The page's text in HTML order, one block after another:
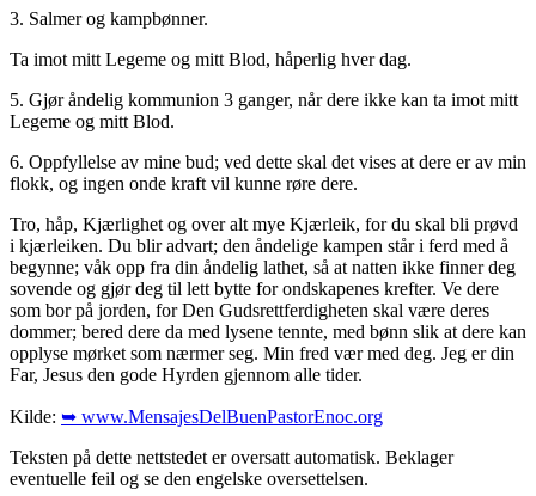
3. Salmer og kampbønner.
Ta imot mitt Legeme og mitt Blod, håperlig hver dag.
5. Gjør åndelig kommunion 3 ganger, når dere ikke kan ta imot mitt
Legeme og mitt Blod.
6. Oppfyllelse av mine bud; ved dette skal det vises at dere er av min
flokk, og ingen onde kraft vil kunne røre dere.
Tro, håp, Kjærlighet og over alt mye Kjærleik, for du skal bli prøvd
i kjærleiken. Du blir advart; den åndelige kampen står i ferd med å
begynne; våk opp fra din åndelig lathet, så at natten ikke finner deg
sovende og gjør deg til lett bytte for ondskapenes krefter. Ve dere
som bor på jorden, for Den Gudsrettferdigheten skal være deres
dommer; bered dere da med lysene tennte, med bønn slik at dere kan
opplyse mørket som nærmer seg. Min fred vær med deg. Jeg er din
Far, Jesus den gode Hyrden gjennom alle tider.
Kilde: ➥ www.MensajesDelBuenPastorEnoc.org
Teksten på dette nettstedet er oversatt automatisk. Beklager
eventuelle feil og se den engelske oversettelsen.